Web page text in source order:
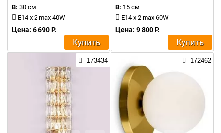
В: 30 см
E14 x 2 max 40W
Цена: 6 690 Р.
Купить
В: 15 см
E14 x 2 max 60W
Цена: 9 800 Р.
Купить
173434 172462